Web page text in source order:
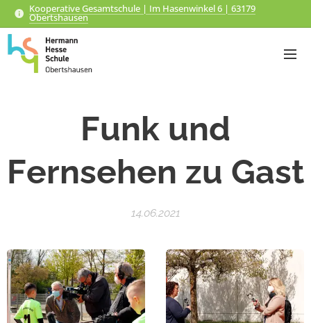
Kooperative Gesamtschule | Im Hasenwinkel 6 | 63179
Obertshausen
Funk und
Fernsehen zu Gast
14.06.2021